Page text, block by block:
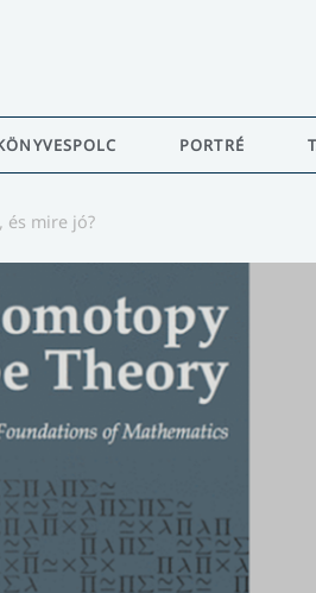
PORTRÉ
és mire jó?